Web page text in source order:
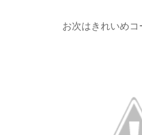
お次はきれいめコ